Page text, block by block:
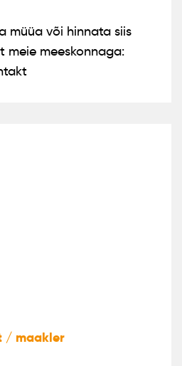
müüa või hinnata siis
meie meeskonnaga:
/ maakler